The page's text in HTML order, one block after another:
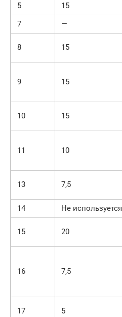
5
15
7
—
8 15
9 15
10 15
11 10
13 7,5
14
Не используется
15 20
16 7,5
17 5